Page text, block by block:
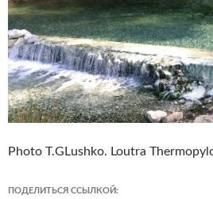
Photo T.GLushko. Loutra
ПОДЕЛИТЬСЯ ССЫЛКОЙ: